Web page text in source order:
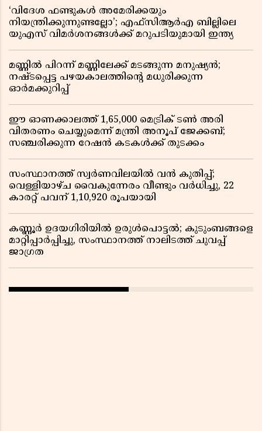
‘വിദേശ ഫണ്ടുകൾ അമേരിക്കയും
നിയന്ത്രിക്കുന്നുണ്ടല്ലോ’; എഫ്സിആർഎ ബില്ലിലെ
യുഎസ് വിമർശനങ്ങൾക്ക് മറുപടിയുമായി ഇന്ത്യ
മണ്ണിൽ പിറന്ന് മണ്ണിലേക്ക് മടങ്ങുന്ന മനുഷ്യൻ;
നഷ്ടപ്പെട്ട പഴയകാലത്തിൻ്റെ മധുരിക്കുന്ന
ഓർമക്കുറിപ്പ്
ഈ ഓണക്കാലത്ത് 1,65,000 മെട്രിക് ടൺ അരി
വിതരണം ചെയ്യുമെന്ന് മന്ത്രി അനൂപ് ജേക്കബ്;
സഞ്ചരിക്കുന്ന റേഷൻ കടകൾക്ക് തുടക്കം
സംസ്ഥാനത്ത് സ്വർണവിലയിൽ വൻ കുതിപ്പ്;
വെള്ളിയാഴ്ച വൈകുന്നേരം വീണ്ടും വർധിച്ചു, 22
കാരറ്റ് പവന് 1,10,920 രൂപയായി
കണ്ണൂർ ഉദയഗിരിയിൽ ഉരുൾപൊട്ടൽ; കുടുംബങ്ങളെ
മാറ്റിപ്പാർപ്പിച്ചു, സംസ്ഥാനത്ത് നാലിടത്ത് ചുവപ്പ്
ജാഗ്രത